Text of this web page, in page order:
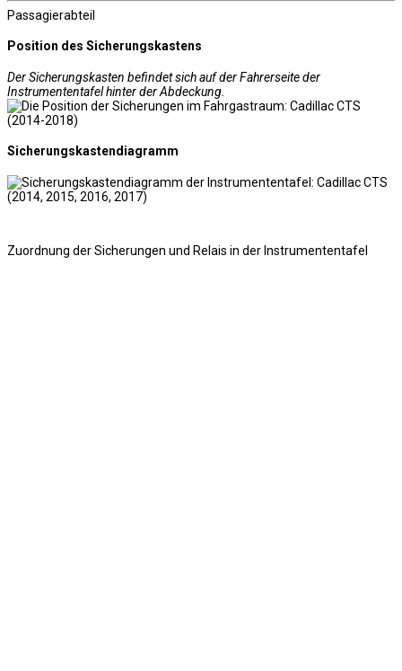
Passagierabteil
Position des Sicherungskastens
Der Sicherungskasten befindet sich auf der Fahrerseite der
Instrumententafel hinter der Abdeckung.
Sicherungskastendiagramm
Zuordnung der Sicherungen und Relais in der Instrumententafel